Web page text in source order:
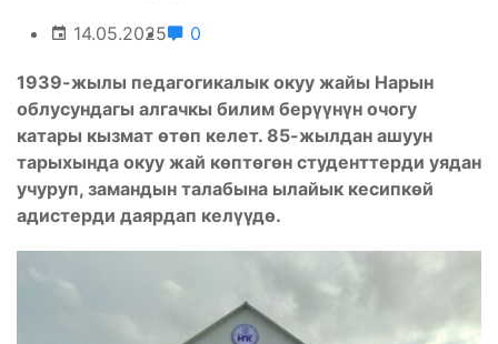
14.05.2025 0
1939-жылы педагогикалык окуу жайы Нарын
облусундагы алгачкы билим берүүнүн очогу
катары кызмат ѳтѳп келет. 85-жылдан ашуун
тарыхында окуу жай кѳптѳгѳн студенттерди уядан
учуруп, замандын талабына ылайык кесипкѳй
адистерди даярдап келүүдѳ.